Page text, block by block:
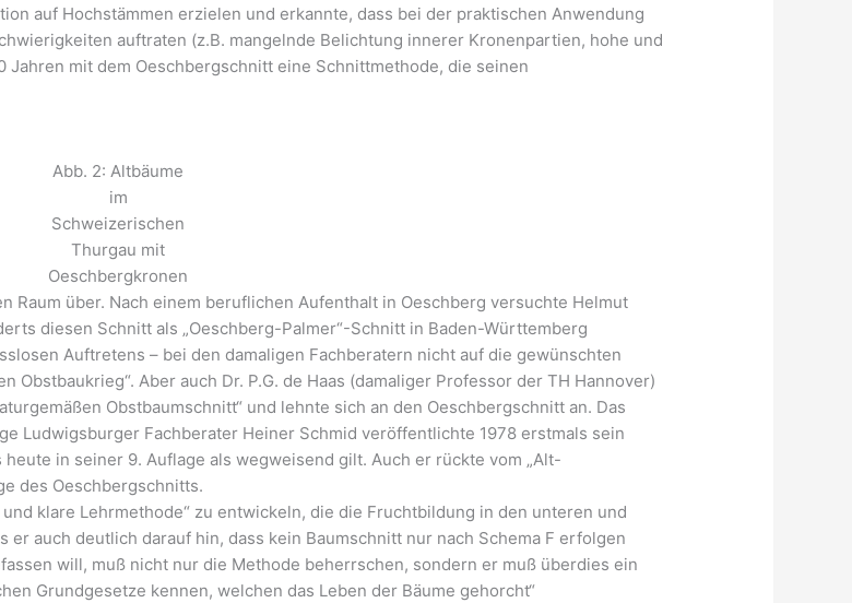
auf Hochstämmen erzielen und erkannte, dass bei der praktischen Anwendung
auftraten (z.B. mangelnde Belichtung innerer Kronenpartien, hohe und
mit dem Oeschbergschnitt eine Schnittmethode, die seinen
Abb. 2: Altbäume
im
Schweizerischen
Thurgau mit
Oeschbergkronen
Raum über. Nach einem beruflichen Aufenthalt in Oeschberg versuchte Helmut
diesen Schnitt als „Oeschberg-Palmer“-Schnitt in Baden-Württemberg
Auftretens – bei den damaligen Fachberatern nicht auf die gewünschten
Obstbaukrieg“. Aber auch Dr. P.G. de Haas (damaliger Professor der TH Hannover)
Obstbaumschnitt“ und lehnte sich an den Oeschbergschnitt an. Das
Ludwigsburger Fachberater Heiner Schmid veröffentlichte 1978 erstmals sein
heute in seiner 9. Auflage als wegweisend gilt. Auch er rückte vom „Alt-
des Oeschbergschnitts.
klare Lehrmethode“ zu entwickeln, die die Fruchtbildung in den unteren und
auch deutlich darauf hin, dass kein Baumschnitt nur nach Schema F erfolgen
will, muß nicht nur die Methode beherrschen, sondern er muß überdies ein
Grundgesetze kennen, welchen das Leben der Bäume gehorcht“